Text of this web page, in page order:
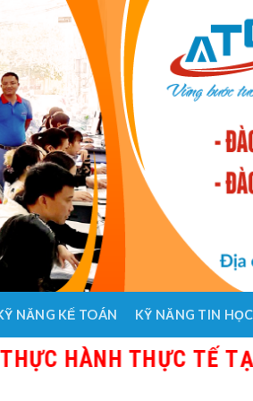
NĂNG KẾ TOÁN KỸ NĂNG TIN HỌC
HÀNH THỰC TẾ TẠI